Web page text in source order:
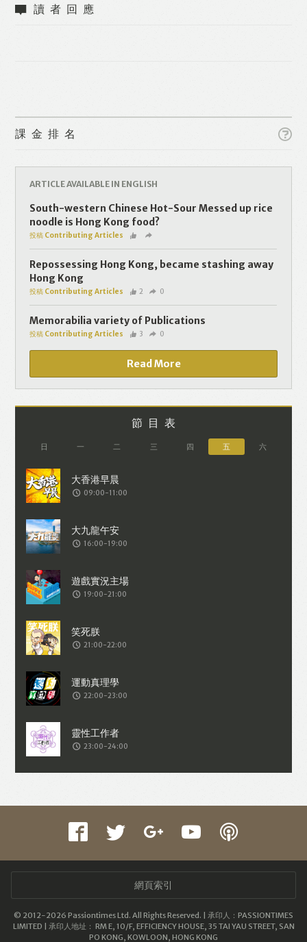
WhatsApp Email
讀者回應
課金排名
ARTICLE AVAILABLE IN ENGLISH
South-western Chinese Hot-Sour Messed up rice
noodle is Hong Kong food?
投稿 Contributing Articles
Repossessing Hong Kong, became stashing away
Hong Kong
投稿 Contributing Articles 2 0
Memorabilia variety of Publications
投稿 Contributing Articles 3 0
Read More
節目表
日 一 二 三 四 五 六
09:00-11:00
16:00-19:00
19:00-21:00
21:00-22:00
22:00-23:00
23:00-24:00
網頁索引
© 2012-2026 Passiontimes Ltd. All Rights Reserved. | 承印人：PASSIONTIMES
LIMITED | 承印人地址： RM E, 10/F, EFFICIENCY HOUSE, 35 TAI YAU STREET, SAN
PO KONG, KOWLOON, HONG KONG